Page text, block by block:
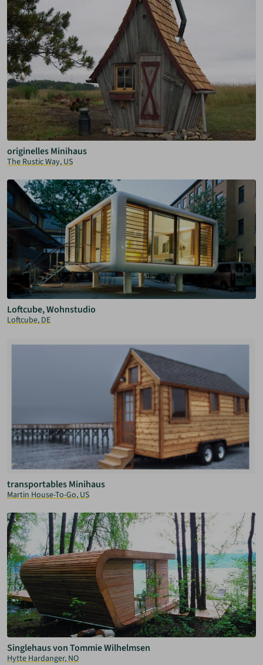
originelles Minihaus
The Rustic Way, US
Loftcube, Wohnstudio
Loftcube, DE
transportables Minihaus
Martin House-To-Go, US
Singlehaus von Tommie Wilhelmsen
Hytte Hardanger, NO